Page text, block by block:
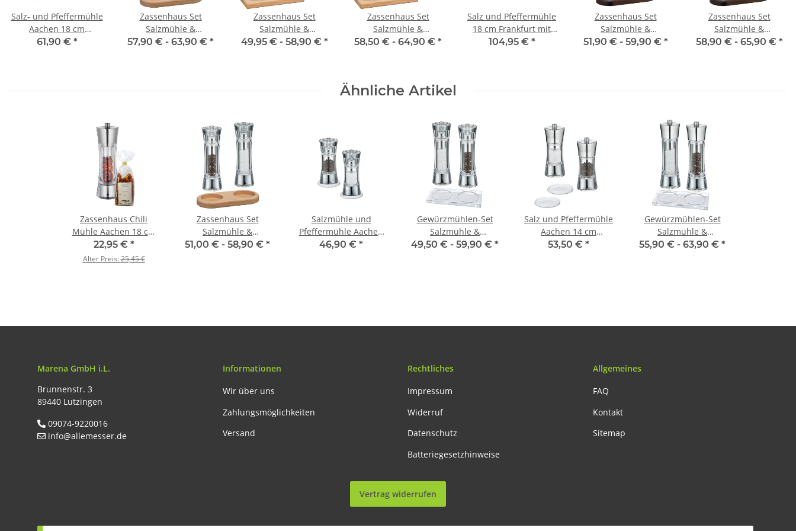
Salz- und Pfeffermühle
Aachen 18 cm
Edelstahl/Acryl mit
61,90 € *
Zassenhaus Set
Salzmühle &
Pfeffermühle Aachen
57,90 € - 63,90 € *
Zassenhaus Set
Salzmühle &
Pfeffermühle Aachen
49,95 € - 58,90 € *
Zassenhaus Set
Salzmühle &
Pfeffermühle Aachen
58,50 € - 64,90 € *
Salz und Pfeffermühle
18 cm Frankfurt mit
Mühlenuntersetzer
104,95 € *
Zassenhaus Set
Salzmühle &
Pfeffermühle Aachen
51,90 € - 59,90 € *
Zassenhaus Set
Salzmühle &
Pfeffermühle Aachen
58,90 € - 65,90 € *
Ähnliche Artikel
Zassenhaus Chili
Mühle Aachen 18 cm
Edelstahl + Chili 30 g
22,95 € *
Alter Preis:25,45 €
Zassenhaus Set
Salzmühle &
Pfeffermühle Aachen
51,00 € - 58,90 € *
Salzmühle und
Pfeffermühle Aachen
14 cm Acryl mit
46,90 € *
Gewürzmühlen-Set
Salzmühle &
Pfeffermühle
49,50 € - 59,90 € *
Salz und Pfeffermühle
Aachen 14 cm
Edelstahl/Acryl mit
53,50 € *
Gewürzmühlen-Set
Salzmühle &
Pfeffermühle
55,90 € - 63,90 € *
Marena GmbH i.L.
Brunnenstr. 3
89440 Lutzingen
09074-9220016
info@allemesser.de
Informationen
Wir über uns
Zahlungsmöglichkeiten
Versand
Rechtliches
Impressum
Widerruf
Datenschutz
Batteriegesetzhinweise
Allgemeines
FAQ
Kontakt
Sitemap
Vertrag widerrufen